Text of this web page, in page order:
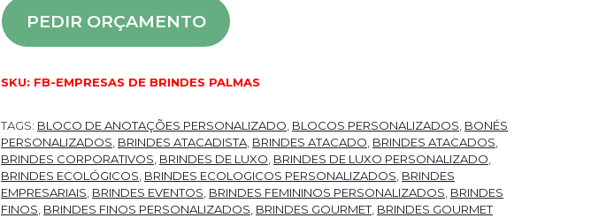
PEDIR ORÇAMENTO
SKU: FB-EMPRESAS DE BRINDES PALMAS
TAGS: BLOCO DE ANOTAÇÕES PERSONALIZADO BLOCOS PERSONALIZADOS BONÉS
PERSONALIZADOS BRINDES ATACADISTA BRINDES ATACADO BRINDES ATACADOS
BRINDES CORPORATIVOS BRINDES DE LUXO BRINDES DE LUXO PERSONALIZADO
BRINDES ECOLÓGICOS BRINDES ECOLOGICOS PERSONALIZADOS BRINDES
EMPRESARIAIS BRINDES EVENTOS BRINDES FEMININOS PERSONALIZADOS BRINDES
FINOS BRINDES FINOS PERSONALIZADOS BRINDES GOURMET, BRINDES GOURMET